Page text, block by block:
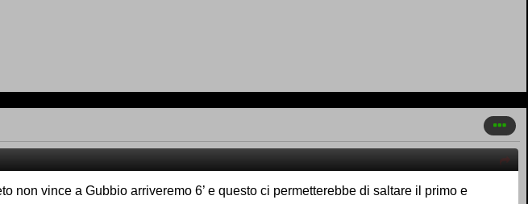
non vince a Gubbio arriveremo 6’ e questo ci permetterebbe di saltare il primo e